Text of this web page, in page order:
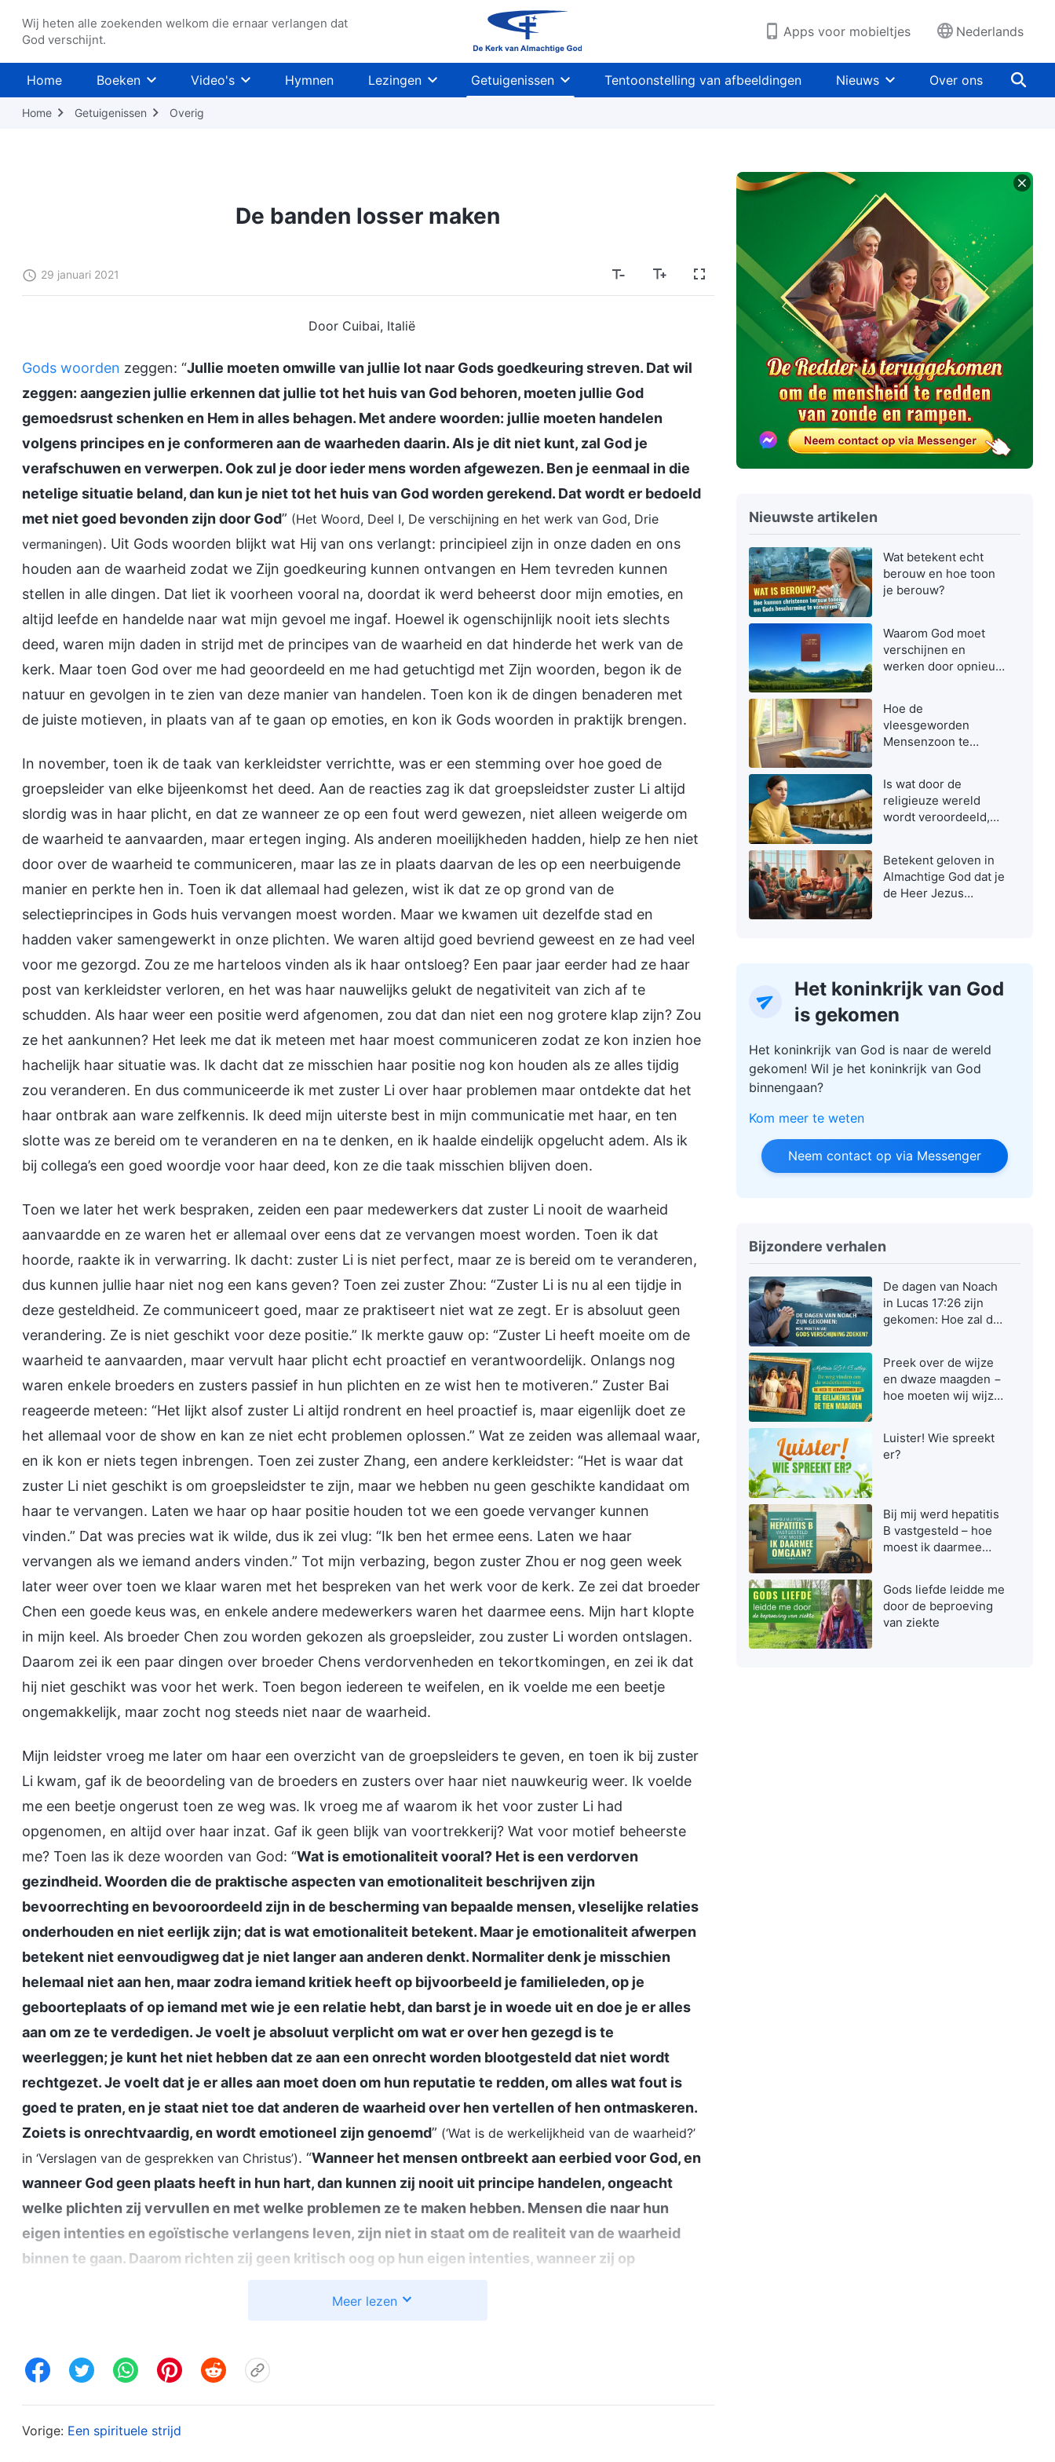
Wij heten alle zoekenden welkom die ernaar verlangen dat
God verschijnt.
Apps voor mobieltjes Nederlands
Home Boeken Video's Hymnen Lezingen Getuigenissen Tentoonstelling van afbeeldingen Nieuws Over ons
Home Getuigenissen Overig
De banden losser maken
29 januari 2021
Door Cuibai, Italië
Gods woorden zeggen: “Jullie moeten omwille van jullie lot naar Gods goedkeuring streven. Dat wil
zeggen: aangezien jullie erkennen dat jullie tot het huis van God behoren, moeten jullie God
gemoedsrust schenken en Hem in alles behagen. Met andere woorden: jullie moeten handelen
volgens principes en je conformeren aan de waarheden daarin. Als je dit niet kunt, zal God je
verafschuwen en verwerpen. Ook zul je door ieder mens worden afgewezen. Ben je eenmaal in die
netelige situatie beland, dan kun je niet tot het huis van God worden gerekend. Dat wordt er bedoeld
met niet goed bevonden zijn door God” (Het Woord, Deel I, De verschijning en het werk van God, Drie
vermaningen). Uit Gods woorden blijkt wat Hij van ons verlangt: principieel zijn in onze daden en ons
houden aan de waarheid zodat we Zijn goedkeuring kunnen ontvangen en Hem tevreden kunnen
stellen in alle dingen. Dat liet ik voorheen vooral na, doordat ik werd beheerst door mijn emoties, en
altijd leefde en handelde naar wat mijn gevoel me ingaf. Hoewel ik ogenschijnlijk nooit iets slechts
deed, waren mijn daden in strijd met de principes van de waarheid en dat hinderde het werk van de
kerk. Maar toen God over me had geoordeeld en me had getuchtigd met Zijn woorden, begon ik de
natuur en gevolgen in te zien van deze manier van handelen. Toen kon ik de dingen benaderen met
de juiste motieven, in plaats van af te gaan op emoties, en kon ik Gods woorden in praktijk brengen.
In november, toen ik de taak van kerkleidster verrichtte, was er een stemming over hoe goed de
groepsleider van elke bijeenkomst het deed. Aan de reacties zag ik dat groepsleidster zuster Li altijd
slordig was in haar plicht, en dat ze wanneer ze op een fout werd gewezen, niet alleen weigerde om
de waarheid te aanvaarden, maar ertegen inging. Als anderen moeilijkheden hadden, hielp ze hen niet
door over de waarheid te communiceren, maar las ze in plaats daarvan de les op een neerbuigende
manier en perkte hen in. Toen ik dat allemaal had gelezen, wist ik dat ze op grond van de
selectieprincipes in Gods huis vervangen moest worden. Maar we kwamen uit dezelfde stad en
hadden vaker samengewerkt in onze plichten. We waren altijd goed bevriend geweest en ze had veel
voor me gezorgd. Zou ze me harteloos vinden als ik haar ontsloeg? Een paar jaar eerder had ze haar
post van kerkleidster verloren, en het was haar nauwelijks gelukt de negativiteit van zich af te
schudden. Als haar weer een positie werd afgenomen, zou dat dan niet een nog grotere klap zijn? Zou
ze het aankunnen? Het leek me dat ik meteen met haar moest communiceren zodat ze kon inzien hoe
hachelijk haar situatie was. Ik dacht dat ze misschien haar positie nog kon houden als ze alles tijdig
zou veranderen. En dus communiceerde ik met zuster Li over haar problemen maar ontdekte dat het
haar ontbrak aan ware zelfkennis. Ik deed mijn uiterste best in mijn communicatie met haar, en ten
slotte was ze bereid om te veranderen en na te denken, en ik haalde eindelijk opgelucht adem. Als ik
bij collega’s een goed woordje voor haar deed, kon ze die taak misschien blijven doen.
Toen we later het werk bespraken, zeiden een paar medewerkers dat zuster Li nooit de waarheid
aanvaardde en ze waren het er allemaal over eens dat ze vervangen moest worden. Toen ik dat
hoorde, raakte ik in verwarring. Ik dacht: zuster Li is niet perfect, maar ze is bereid om te veranderen,
dus kunnen jullie haar niet nog een kans geven? Toen zei zuster Zhou: “Zuster Li is nu al een tijdje in
deze gesteldheid. Ze communiceert goed, maar ze praktiseert niet wat ze zegt. Er is absoluut geen
verandering. Ze is niet geschikt voor deze positie.” Ik merkte gauw op: “Zuster Li heeft moeite om de
waarheid te aanvaarden, maar vervult haar plicht echt proactief en verantwoordelijk. Onlangs nog
waren enkele broeders en zusters passief in hun plichten en ze wist hen te motiveren.” Zuster Bai
reageerde meteen: “Het lijkt alsof zuster Li altijd rondrent en heel proactief is, maar eigenlijk doet ze
het allemaal voor de show en kan ze niet echt problemen oplossen.” Wat ze zeiden was allemaal waar,
en ik kon er niets tegen inbrengen. Toen zei zuster Zhang, een andere kerkleidster: “Het is waar dat
zuster Li niet geschikt is om groepsleidster te zijn, maar we hebben nu geen geschikte kandidaat om
haar te vervangen. Laten we haar op haar positie houden tot we een goede vervanger kunnen
vinden.” Dat was precies wat ik wilde, dus ik zei vlug: “Ik ben het ermee eens. Laten we haar
vervangen als we iemand anders vinden.” Tot mijn verbazing, begon zuster Zhou er nog geen week
later weer over toen we klaar waren met het bespreken van het werk voor de kerk. Ze zei dat broeder
Chen een goede keus was, en enkele andere medewerkers waren het daarmee eens. Mijn hart klopte
in mijn keel. Als broeder Chen zou worden gekozen als groepsleider, zou zuster Li worden ontslagen.
Daarom zei ik een paar dingen over broeder Chens verdorvenheden en tekortkomingen, en zei ik dat
hij niet geschikt was voor het werk. Toen begon iedereen te weifelen, en ik voelde me een beetje
ongemakkelijk, maar zocht nog steeds niet naar de waarheid.
Mijn leidster vroeg me later om haar een overzicht van de groepsleiders te geven, en toen ik bij zuster
Li kwam, gaf ik de beoordeling van de broeders en zusters over haar niet nauwkeurig weer. Ik voelde
me een beetje ongerust toen ze weg was. Ik vroeg me af waarom ik het voor zuster Li had
opgenomen, en altijd over haar inzat. Gaf ik geen blijk van voortrekkerij? Wat voor motief beheerste
me? Toen las ik deze woorden van God: “Wat is emotionaliteit vooral? Het is een verdorven
gezindheid. Woorden die de praktische aspecten van emotionaliteit beschrijven zijn
bevoorrechting en bevooroordeeld zijn in de bescherming van bepaalde mensen, vleselijke relaties
onderhouden en niet eerlijk zijn; dat is wat emotionaliteit betekent. Maar je emotionaliteit afwerpen
betekent niet eenvoudigweg dat je niet langer aan anderen denkt. Normaliter denk je misschien
helemaal niet aan hen, maar zodra iemand kritiek heeft op bijvoorbeeld je familieleden, op je
geboorteplaats of op iemand met wie je een relatie hebt, dan barst je in woede uit en doe je er alles
aan om ze te verdedigen. Je voelt je absoluut verplicht om wat er over hen gezegd is te
weerleggen; je kunt het niet hebben dat ze aan een onrecht worden blootgesteld dat niet wordt
rechtgezet. Je voelt dat je er alles aan moet doen om hun reputatie te redden, om alles wat fout is
goed te praten, en je staat niet toe dat anderen de waarheid over hen vertellen of hen ontmaskeren.
Zoiets is onrechtvaardig, en wordt emotioneel zijn genoemd” (‘Wat is de werkelijkheid van de waarheid?’
in ‘Verslagen van de gesprekken van Christus’). “Wanneer het mensen ontbreekt aan eerbied voor God, en
wanneer God geen plaats heeft in hun hart, dan kunnen zij nooit uit principe handelen, ongeacht
welke plichten zij vervullen en met welke problemen ze te maken hebben. Mensen die naar hun
eigen intenties en egoïstische verlangens leven, zijn niet in staat om de realiteit van de waarheid
binnen te gaan. Daarom richten zij geen kritisch oog op hun eigen intenties, wanneer zij op
gebruiken zij allerlei rechtvaardigingen om leugens en uitvluchten voor zichzelf te verzinnen. Ze
maar ze hebben in feite geen relatie opgebouwd met God
moeten hebben’ in ‘Verslagen van de gesprekken van Christus’)
de waarheidsbeginselen kunnen volgen. Maar we maken geen onderscheid tussen goed en fout, en
begunstigen en beschermen mensen met wie we een band hebben of waar we iets aan hebben. Dat
Meer lezen
Vorige: Een spirituele strijd
Nieuwste artikelen
Wat betekent echt
berouw en hoe toon
je berouw?
Waarom God moet
verschijnen en
werken door opnieuw
Hoe de
vleesgeworden
Mensenzoon te
Is wat door de
religieuze wereld
wordt veroordeeld,
Betekent geloven in
Almachtige God dat je
de Heer Jezus
Het koninkrijk van God
is gekomen
Het koninkrijk van God is naar de wereld
gekomen! Wil je het koninkrijk van God
binnengaan?
Kom meer te weten
Neem contact op via Messenger
Bijzondere verhalen
De dagen van Noach
in Lucas 17:26 zijn
gekomen: Hoe zal de
werken?
Preek over de wijze
en dwaze maagden −
hoe moeten wij wijze
Heer
Luister! Wie spreekt
er?
Bij mij werd hepatitis
B vastgesteld – hoe
moest ik daarmee
Gods liefde leidde me
door de beproeving
van ziekte